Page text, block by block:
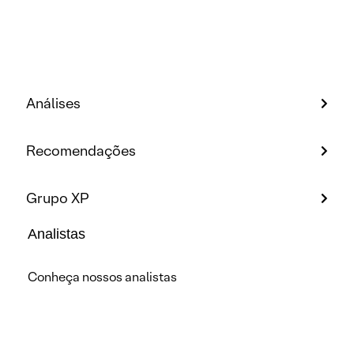
Análises
Recomendações
Grupo XP
Analistas
Conheça nossos analistas